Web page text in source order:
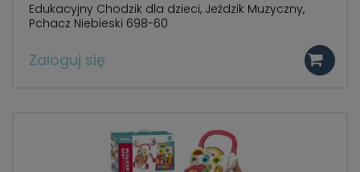
Edukacyjny Chodzik dla dzieci, Jeździk Muzyczny,
Pchacz Niebieski 698-60
Zaloguj się